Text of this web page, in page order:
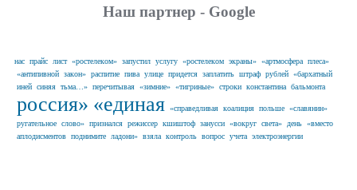
Наш партнер - Google
нас прайс лист «ростелеком» запустил услугу «ростелеком экраны» «артмосфера плеса»
«антипивной закон» распитие пива улице придется заплатить штраф рублей «бархатный
иней синяя тьма…» перечитывая «зимние» «тигриные» строки константина бальмонта
россия» «единая «справедливая коалиция польше «славянин»
ругательное слово» признался режиссер кшиштоф занусси «вокруг света» день «вместо
аплодисментов поднимите ладони» взяла контроль вопрос учета электроэнергии